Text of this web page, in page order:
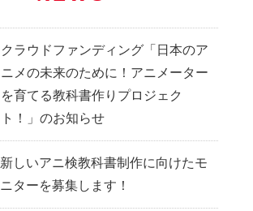
クラウドファンディング「日本のア
ニメの未来のために！アニメーター
を育てる教科書作りプロジェク
ト！」のお知らせ
新しいアニ検教科書制作に向けたモ
ニターを募集します！